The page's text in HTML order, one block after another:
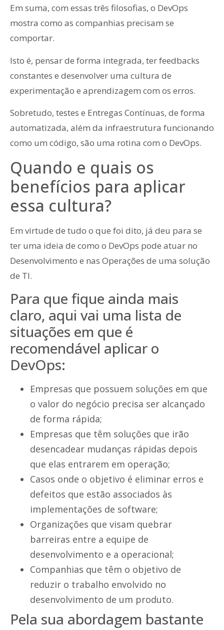
Em suma, com essas três filosofias, o DevOps
mostra como as companhias precisam se
comportar.
Isto é, pensar de forma integrada, ter feedbacks
constantes e desenvolver uma cultura de
experimentação e aprendizagem com os erros.
Sobretudo, testes e Entregas Contínuas, de forma
automatizada, além da infraestrutura funcionando
como um código, são uma rotina com o DevOps.
Quando e quais os
benefícios para aplicar
essa cultura?
Em virtude de tudo o que foi dito, já deu para se
ter uma ideia de como o DevOps pode atuar no
Desenvolvimento e nas Operações de uma solução
de TI.
Para que fique ainda mais
claro, aqui vai uma lista de
situações em que é
recomendável aplicar o
DevOps:
Empresas que possuem soluções em que
o valor do negócio precisa ser alcançado
de forma rápida;
Empresas que têm soluções que irão
desencadear mudanças rápidas depois
que elas entrarem em operação;
Casos onde o objetivo é eliminar erros e
defeitos que estão associados às
implementações de software;
Organizações que visam quebrar
barreiras entre a equipe de
desenvolvimento e a operacional;
Companhias que têm o objetivo de
reduzir o trabalho envolvido no
desenvolvimento de um produto.
Pela sua abordagem bastante